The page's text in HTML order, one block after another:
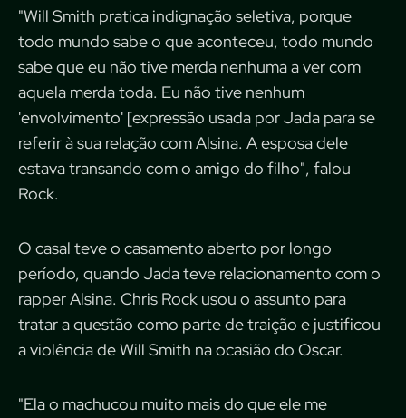
"Will Smith pratica indignação seletiva, porque
todo mundo sabe o que aconteceu, todo mundo
sabe que eu não tive merda nenhuma a ver com
aquela merda toda. Eu não tive nenhum
'envolvimento' [expressão usada por Jada para se
referir à sua relação com Alsina. A esposa dele
estava transando com o amigo do filho", falou
Rock.
O casal teve o casamento aberto por longo
período, quando Jada teve relacionamento com o
rapper Alsina. Chris Rock usou o assunto para
tratar a questão como parte de traição e justificou
a violência de Will Smith na ocasião do Oscar.
"Ela o machucou muito mais do que ele me